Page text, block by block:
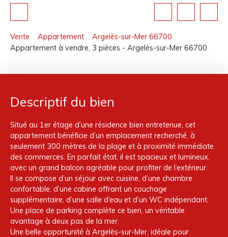
Vente Appartement
Argelès-sur-Mer 66700
Appartement à vendre, 3 pièces - Argelès-sur-Mer 66700
Descriptif du bien
Situé au 1er étage d’une résidence bien entretenue, cet
appartement bénéficie d’un emplacement recherché, à
seulement 300 mètres de la plage et à proximité immédiate
des commerces. En parfait état, il est spacieux et lumineux,
avec un grand balcon agréable pour profiter de l’extérieur.
Il se compose d’un séjour avec cuisine, d’une chambre
confortable, d’une cabine offrant un couchage
supplémentaire, d’une salle d’eau et d’un WC indépendant.
Une place de parking complète ce bien, un véritable
avantage à deux pas de la mer.
Une belle opportunité à Argelès-sur-Mer, idéale pour